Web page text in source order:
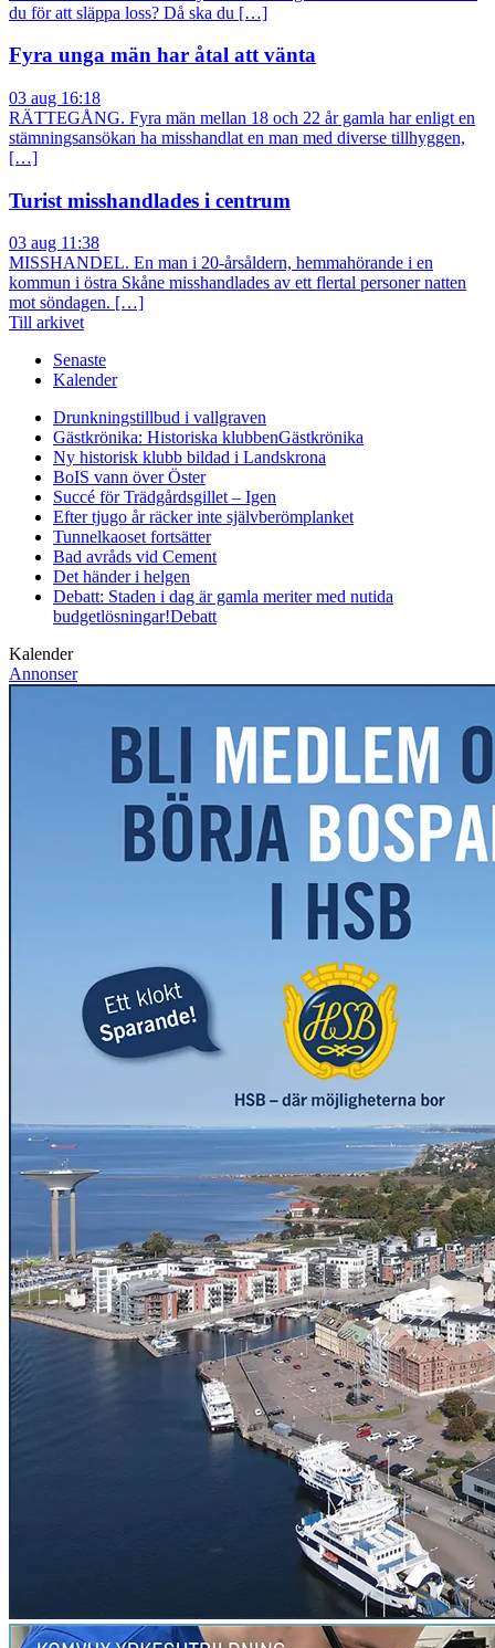
du för att släppa loss? Då ska du […]
Fyra unga män har åtal att vänta
03 aug 16:18
RÄTTEGÅNG. Fyra män mellan 18 och 22 år gamla har enligt en
stämningsansökan ha misshandlat en man med diverse tillhyggen,
[…]
Turist misshandlades i centrum
03 aug 11:38
MISSHANDEL. En man i 20-årsåldern, hemmahörande i en
kommun i östra Skåne misshandlades av ett flertal personer natten
mot söndagen. […]
Till arkivet
Senaste
Kalender
Drunkningstillbud i vallgraven
Gästkrönika: Historiska klubbenGästkrönika
Ny historisk klubb bildad i Landskrona
BoIS vann över Öster
Succé för Trädgårdsgillet – Igen
Efter tjugo år räcker inte självberömplanket
Tunnelkaoset fortsätter
Bad avråds vid Cement
Det händer i helgen
Debatt: Staden i dag är gamla meriter med nutida
budgetlösningar!Debatt
Kalender
Annonser